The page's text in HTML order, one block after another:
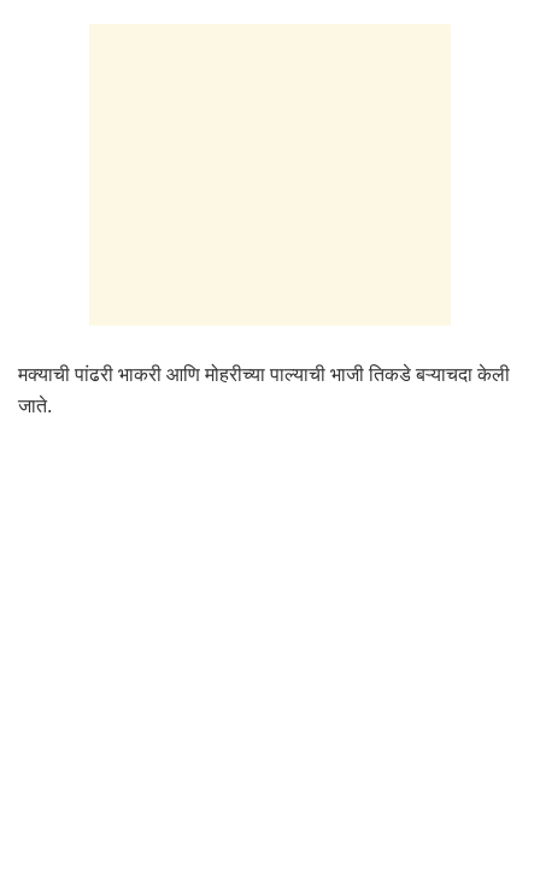
मक्याची पांढरी भाकरी आणि मोहरीच्या पाल्याची भाजी तिकडे बऱ्याचदा केली
जाते.